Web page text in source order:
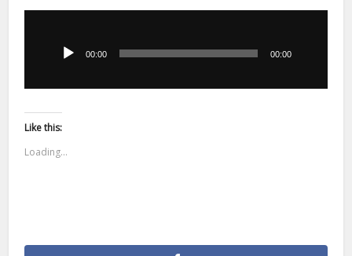
dźwiękowych00:00 00:00
Like this:
Loading...